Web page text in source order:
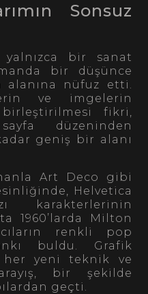
Sonsuz
yalnızca bir sanat
bir düşünce
alanına nüfuz etti.
ve imgelerin
fikri,
düzeninden
geniş bir alanı
Art Deco gibi
Helvetica
karakterlerinin
1960’larda Milton
renkli pop
buldu. Grafik
her yeni teknik ve
bir şekilde
geçti.